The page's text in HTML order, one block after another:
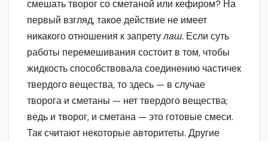
смешать творог со сметаной или кефиром? На
первый взгляд, такое действие не имеет
никакого отношения к запретулаш. Если суть
работы перемешивания состоит в том, чтобы
жидкость способствовала соединению частичек
твердого вещества, то здесь — в случае
творога и сметаны — нет твердого вещества;
ведь и творог, и сметана — это готовые смеси.
Так считают некоторые авторитеты. Другие